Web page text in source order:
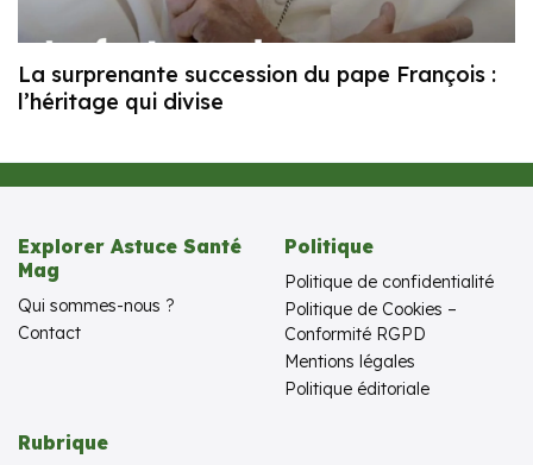
La surprenante succession du pape François :
l’héritage qui divise
Explorer Astuce Santé
Mag
Qui sommes-nous ?
Contact
Politique
Politique de confidentialité
Politique de Cookies –
Conformité RGPD
Mentions légales
Politique éditoriale
Rubrique